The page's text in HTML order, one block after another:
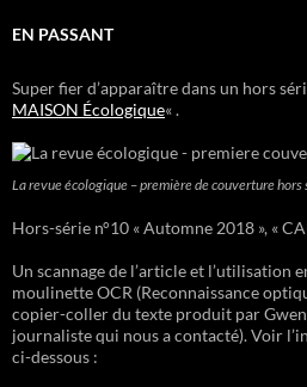
EN PASSANT
Super fier d’apparaître dans un hors
MAISON Écologique« .
La revue écologique – première de couverture hors
Hors-série n°10 « Automne 2018 », «
Un scannage de l’article et l’utilisation
moulinette OCR (Reconnaissance
copier-coller du texte produit par
journaliste qui nous a contacté). Voir
ci-dessous :